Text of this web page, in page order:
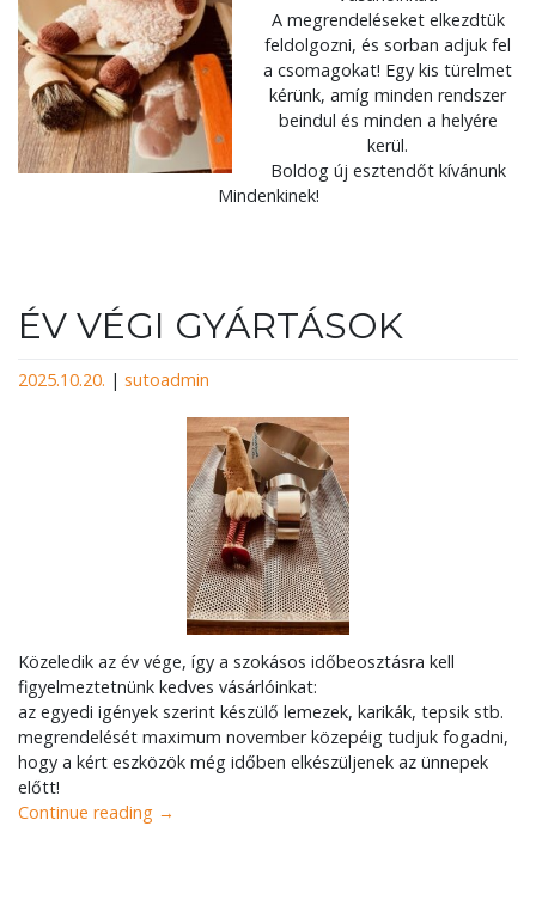
A megrendeléseket elkezdtük
feldolgozni, és sorban adjuk fel
a csomagokat! Egy kis türelmet
kérünk, amíg minden rendszer
beindul és minden a helyére
kerül.
Boldog új esztendőt kívánunk
Mindenkinek!
ÉV VÉGI GYÁRTÁSOK
2025.10.20. | sutoadmin
Közeledik az év vége, így a szokásos időbeosztásra kell
figyelmeztetnünk kedves vásárlóinkat:
az egyedi igények szerint készülő lemezek, karikák, tepsik stb.
megrendelését maximum november közepéig tudjuk fogadni,
hogy a kért eszközök még időben elkészüljenek az ünnepek
előtt!
Continue reading →